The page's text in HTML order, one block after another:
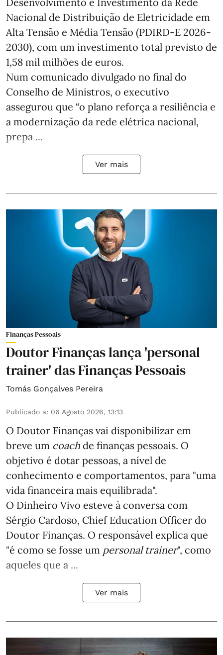
Nacional de Distribuição de Eletricidade em
Alta Tensão e Média Tensão (PDIRD-E 2026-
2030), com um investimento total previsto de
1,58 mil milhões de euros.
Num comunicado divulgado no final do
Conselho de Ministros, o executivo
assegurou que “o plano reforça a resiliência e
a modernização da rede elétrica nacional,
prepa ...
Ver mais
Finanças Pessoais
Doutor Finanças lança 'personal
trainer' das Finanças Pessoais
Tomás Gonçalves Pereira
Publicado a: 06 Agosto 2026, 13:13
O Doutor Finanças vai disponibilizar em
breve um coach de finanças pessoais. O
objetivo é dotar pessoas, a nível de
conhecimento e comportamentos, para "uma
vida financeira mais equilibrada".
O Dinheiro Vivo esteve à conversa com
Sérgio Cardoso, Chief Education Officer do
Doutor Finanças. O responsável explica que
"é como se fosse um personal trainer", como
aqueles que a ...
Ver mais